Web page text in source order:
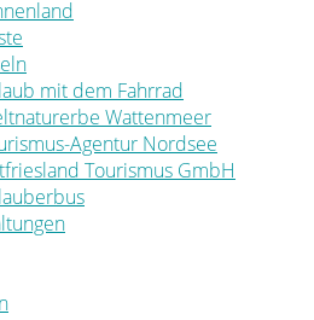
mit dem Fahrrad
Wattenmeer
Agentur Nordsee
Tourismus GmbH